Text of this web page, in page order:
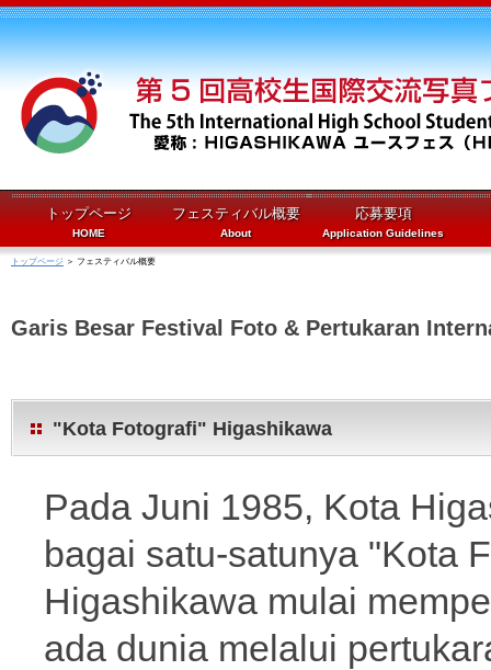
トップページ
HOME
フェスティバル概要
About
応募要項
Application Guidelines
トップページ ＞ フェスティバル概要
Garis Besar Festival Foto & Pertukaran
"Kota Fotografi" Higashikawa
Pada Juni 1985, Kota
bagai satu-satunya "Kota
Higashikawa mulai
ada dunia melalui